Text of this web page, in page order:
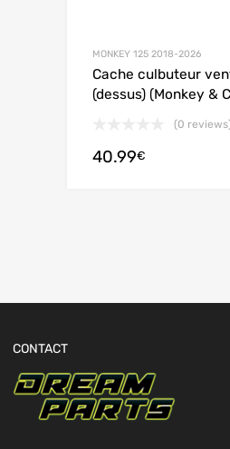
MONKEY 125 2018-2026
Cache culbuteur
(dessus) (Monkey &
(0
40.99€
CONTACT